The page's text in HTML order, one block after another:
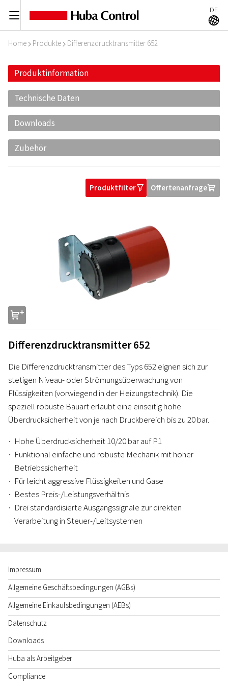
C DE
A
Home I Produkte I Differenzdrucktransmitter 652
Produktinformation
Technische Daten
Downloads
Zubehör
ProduktfilterO OffertenanfrageU
s
Differenzdrucktransmitter 652
Die Differenzdrucktransmitter des Typs 652 eignen sich zur
stetigen Niveau- oder Strömungsüberwachung von
Flüssigkeiten (vorwiegend in der Heizungstechnik). Die
speziell robuste Bauart erlaubt eine einseitig hohe
Überdrucksicherheit von je nach Druckbereich bis zu 20 bar.
Hohe Überdrucksicherheit 10/20 bar auf P1
Funktional einfache und robuste Mechanik mit hoher
Betriebssicherheit
Für leicht aggressive Flüssigkeiten und Gase
Bestes Preis-/Leistungsverhältnis
Drei standardisierte Ausgangssignale zur direkten
Verarbeitung in Steuer-/Leitsystemen
Impressum
Allgemeine Geschäftsbedingungen (AGBs)
Allgemeine Einkaufsbedingungen (AEBs)
Datenschutz
Downloads
Huba als Arbeitgeber
Compliance